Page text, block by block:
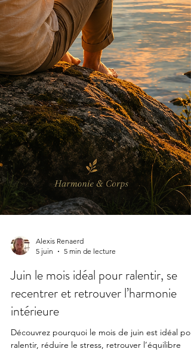
5 juin
5 min de lecture
Juin le mois idéal pour ralentir, se
recentrer et retrouver l’harmonie
intérieure